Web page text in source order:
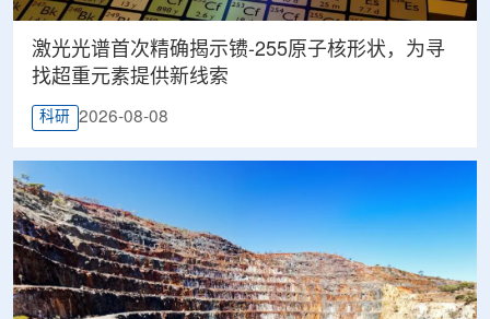
激光光谱首次精确揭示镄-255原子核形状，为寻
找超重元素提供新线索
科研 2026-08-08